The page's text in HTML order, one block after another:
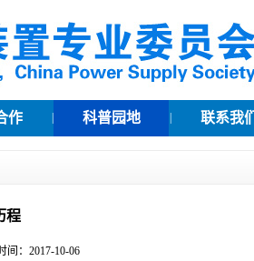
作 科普园地 联系我们
程
：2017-10-06